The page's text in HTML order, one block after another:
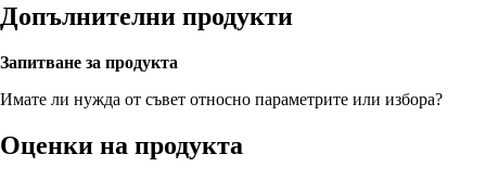
Допълнителни продукти
Запитване за продукта
Имате ли нужда от съвет относно параметрите или избора?
Оценки на продукта